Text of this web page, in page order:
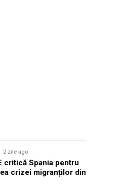
2 zile ago
critică Spania pentru
crizei migranților din